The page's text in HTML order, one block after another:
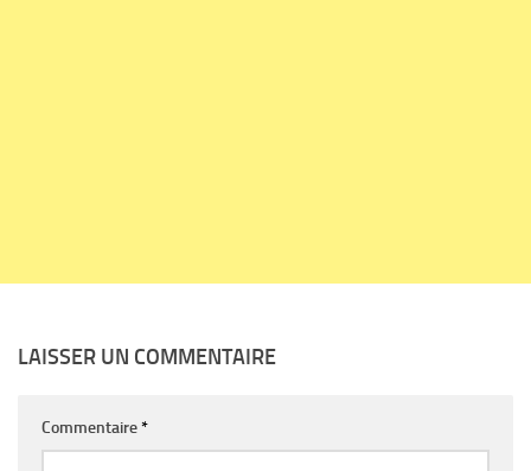
LAISSER UN COMMENTAIRE
Commentaire*